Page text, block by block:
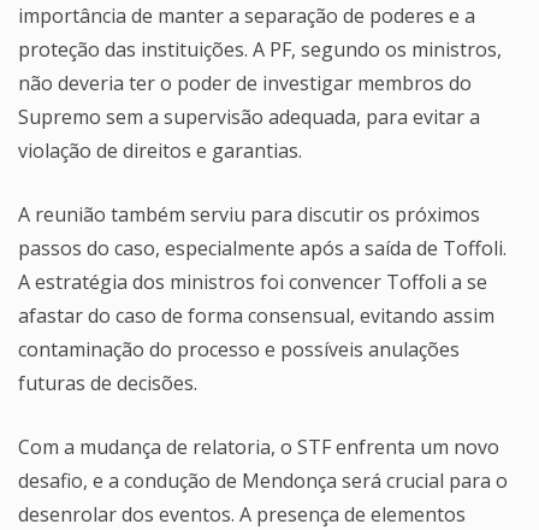
importância de manter a separação de poderes e a
proteção das instituições. A PF, segundo os ministros,
não deveria ter o poder de investigar membros do
Supremo sem a supervisão adequada, para evitar a
violação de direitos e garantias.
A reunião também serviu para discutir os próximos
passos do caso, especialmente após a saída de Toffoli.
A estratégia dos ministros foi convencer Toffoli a se
afastar do caso de forma consensual, evitando assim
contaminação do processo e possíveis anulações
futuras de decisões.
Com a mudança de relatoria, o STF enfrenta um novo
desafio, e a condução de Mendonça será crucial para o
desenrolar dos eventos. A presença de elementos